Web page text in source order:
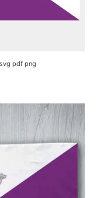
pdf png